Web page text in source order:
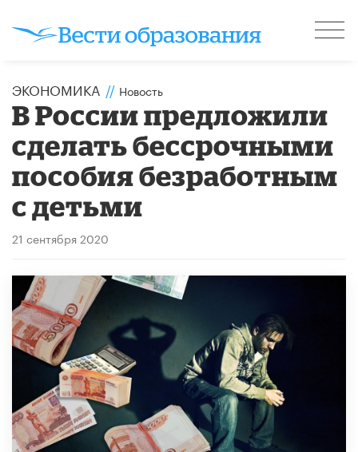
ЭКОНОМИКА // Новость
В России предложили
сделать бессрочными
пособия безработным
с детьми
21 сентября 2020